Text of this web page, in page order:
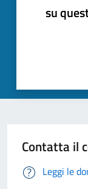
su
Contatta il
Leggi le